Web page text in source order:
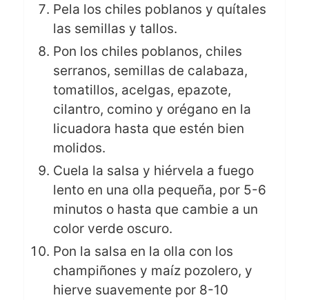
Pela los chiles poblanos y quítales
las semillas y tallos.
Pon los chiles poblanos, chiles
serranos, semillas de calabaza,
tomatillos, acelgas, epazote,
cilantro, comino y orégano en la
licuadora hasta que estén bien
molidos.
Cuela la salsa y hiérvela a fuego
lento en una olla pequeña, por 5-6
minutos o hasta que cambie a un
color verde oscuro.
Pon la salsa en la olla con los
champiñones y maíz pozolero, y
hierve suavemente por 8-10